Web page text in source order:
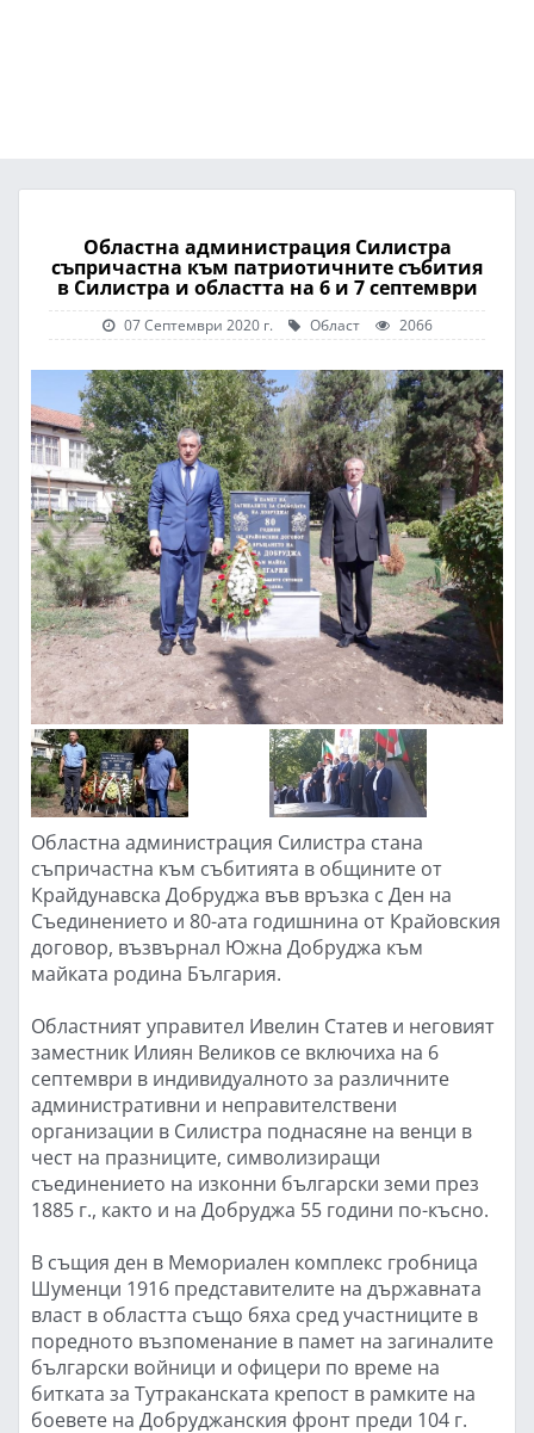
Областна администрация Силистра
съпричастна към патриотичните събития
в Силистра и областта на 6 и 7 септември
07 Септември 2020 г. Област 2066
Областна администрация Силистра стана
съпричастна към събитията в общините от
Крайдунавска Добруджа във връзка с Ден на
Съединението и 80-ата годишнина от Крайовския
договор, възвърнал Южна Добруджа към
майката родина България.
Областният управител Ивелин Статев и неговият
заместник Илиян Великов се включиха на 6
септември в индивидуалното за различните
административни и неправителствени
организации в Силистра поднасяне на венци в
чест на празниците, символизиращи
съединението на изконни български земи през
1885 г., както и на Добруджа 55 години по-късно.
В същия ден в Мемориален комплекс гробница
Шуменци 1916 представителите на държавната
власт в областта също бяха сред участниците в
поредното възпоменание в памет на загиналите
български войници и офицери по време на
битката за Тутраканската крепост в рамките на
боевете на Добруджанския фронт преди 104 г.